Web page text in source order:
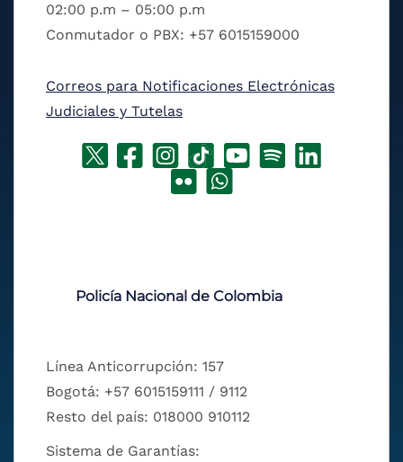
02:00 p.m – 05:00 p.m
Conmutador o PBX: +57 6015159000
Correos para Notificaciones Electrónicas
Judiciales y Tutelas
Policía Nacional de Colombia
Línea Anticorrupción: 157
Bogotá: +57 6015159111 / 9112
Resto del país: 018000 910112
Sistema de Garantías: